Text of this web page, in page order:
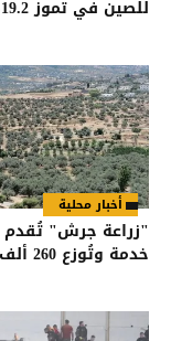
للصين في تموز 19.2%
أخبار محلية
خدمة وتُوزع 260 ألف شتلة